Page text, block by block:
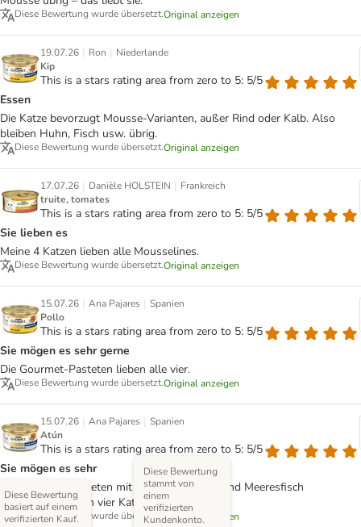
Diese Bewertung wurde übersetzt.Original anzeigen
19.07.26 | Ron | Niederlande
Kip
This is a stars rating area from zero to 5: 5/5
Essen
Die Katze bevorzugt Mousse-Varianten, außer Rind oder Kalb. Also
bleiben Huhn, Fisch usw. übrig.
Diese Bewertung wurde übersetzt.Original anzeigen
17.07.26 | Danièle HOLSTEIN | Frankreich
truite, tomates
This is a stars rating area from zero to 5: 5/5
Sie lieben es
Meine 4 Katzen lieben alle Mousselines.
Diese Bewertung wurde übersetzt.Original anzeigen
15.07.26 | Ana Pajares | Spanien
Pollo
This is a stars rating area from zero to 5: 5/5
Sie mögen es sehr gerne
Die Gourmet-Pasteten lieben alle vier.
Diese Bewertung wurde übersetzt.Original anzeigen
15.07.26 | Ana Pajares | Spanien
Atún
This is a stars rating area from zero to 5: 5/5
Sie mögen es sehr
Die Gourmet-Pasteten mit Huhn, Thunfisch und Meeresfisch
schmecken meinen vier Katzen richtig gut.
Diese Bewertung wurde übersetzt.Original anzeigen
Diese Bewertung
basiert auf einem
verifizierten Kauf.
Diese Bewertung
stammt von
einem
verifizierten
Kundenkonto.